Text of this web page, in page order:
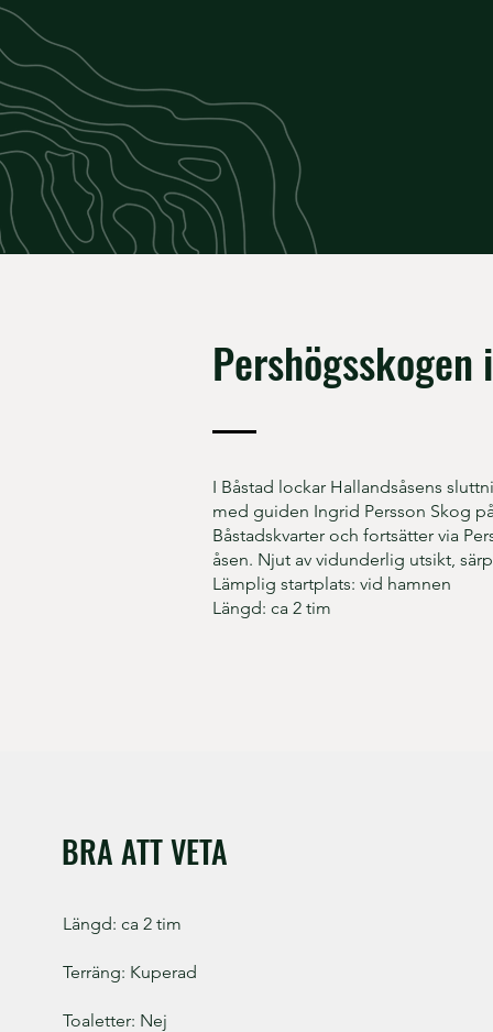
Pershögsskogen
I Båstad lockar Hallandsåsens
med guiden Ingrid Persson Skog
Båstadskvarter och fortsätter via
åsen. Njut av vidunderlig utsikt,
Lämplig startplats: vid hamnen
Längd: ca 2 tim
BRA ATT VETA
Längd: ca 2 tim
Terräng: Kuperad
Toaletter: Nej